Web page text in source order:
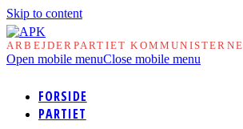
Skip to content
ARBEJDERPARTIET KOMMUNISTERNE
Open mobile menuClose mobile menu
FORSIDE
PARTIET